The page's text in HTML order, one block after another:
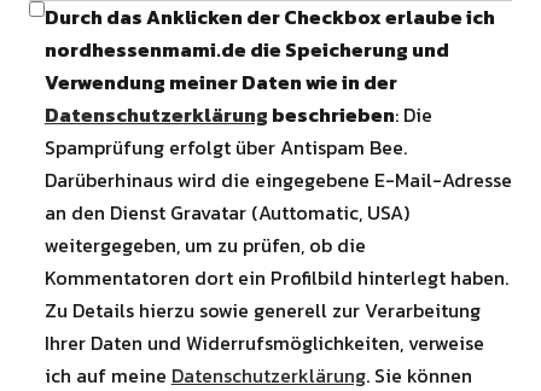
Durch das Anklicken der Checkbox erlaube ich
nordhessenmami.de die Speicherung und
Verwendung meiner Daten wie in der
Datenschutzerklärung beschrieben: Die
Spamprüfung erfolgt über Antispam Bee.
Darüberhinaus wird die eingegebene E-Mail-Adresse
an den Dienst Gravatar (Auttomatic, USA)
weitergegeben, um zu prüfen, ob die
Kommentatoren dort ein Profilbild hinterlegt haben.
Zu Details hierzu sowie generell zur Verarbeitung
Ihrer Daten und Widerrufsmöglichkeiten, verweise
ich auf meine Datenschutzerklärung. Sie können